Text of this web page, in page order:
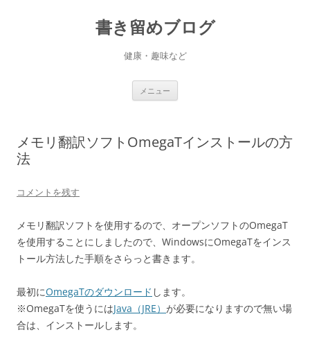
書き留めブログ
健康・趣味など
メニュー
ス
メモリ翻訳ソフトOmegaTインストールの方
法
コメントを残す
メモリ翻訳ソフトを使用するので、オープンソフトのOmegaT
を使用することにしましたので、WindowsにOmegaTをインス
トール方法した手順をさらっと書きます。
最初にOmegaTのダウンロード します。
※OmegaTを使うにはJava（JRE） が必要になりますので無い場
合は、インストールします。